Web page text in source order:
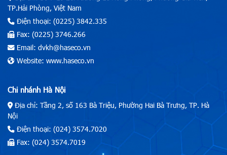
TP.Hải Phòng, Việt Nam
Điện thoại: (0225) 3842.335
Fax: (0225) 3746.266
Email: dvkh@haseco.vn
Website: www.haseco.vn
Chi nhánh Hà Nội
Địa chỉ: Tầng 2, số 163 Bà Triệu, Phường Hai Bà Trưng, TP. Hà
Nội
Điện thoại: (024) 3574.7020
Fax: (024) 3574.7019